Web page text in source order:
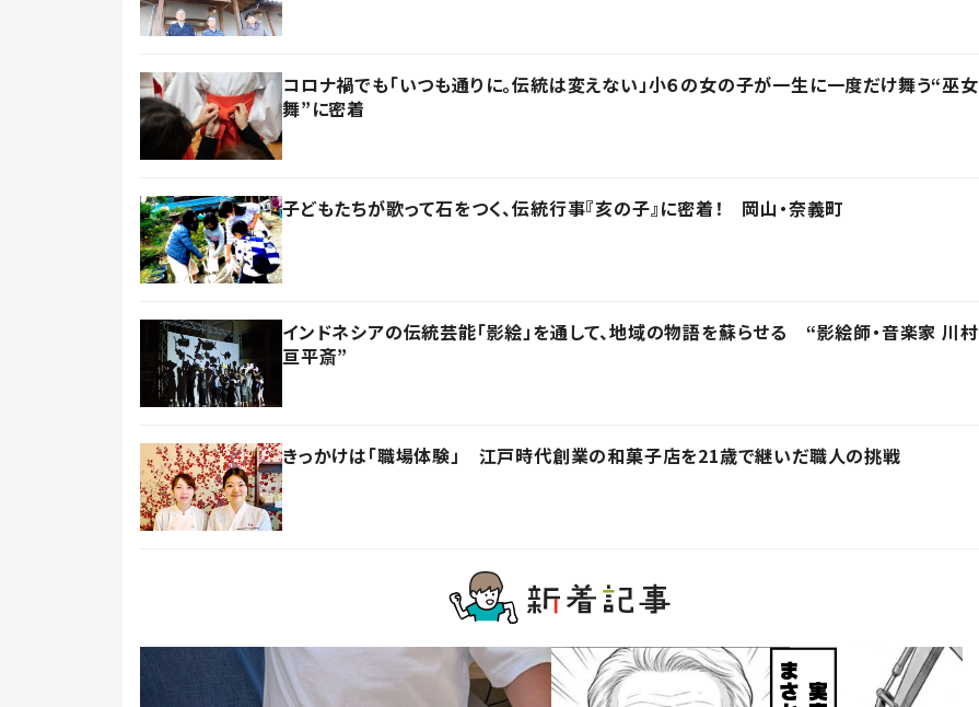
コロナ禍でも「いつも通りに。伝統は変えない」小６の女の子が一生に一度だけ舞う“巫女
舞”に密着
子どもたちが歌って石をつく、伝統行事『亥の子』に密着！ 岡山・奈義町
インドネシアの伝統芸能「影絵」を通して、地域の物語を蘇らせる “影絵師・音楽家 川村
亘平斎”
きっかけは「職場体験」 江戸時代創業の和菓子店を21歳で継いだ職人の挑戦